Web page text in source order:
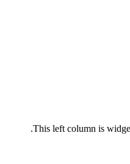
This left column is